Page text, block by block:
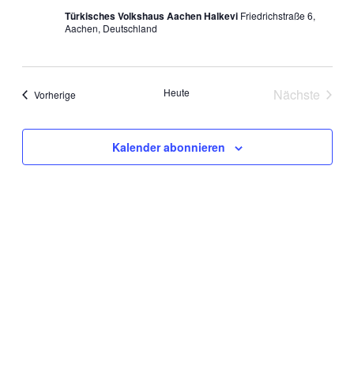
Türkisches Volkshaus Aachen Halkevi Friedrichstraße 6,
Aachen, Deutschland
VorherigeVeranstaltungen Heute
Nächste
Kalender abonnieren